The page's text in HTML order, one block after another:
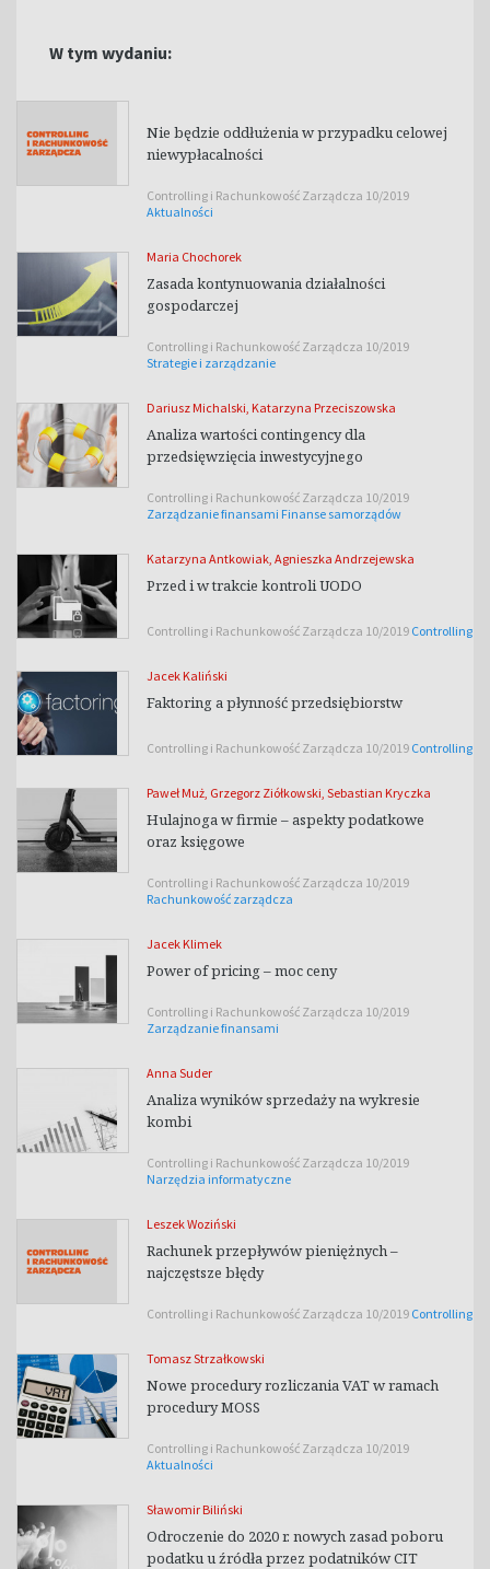
W tym wydaniu:
Nie będzie oddłużenia w przypadku celowej
niewypłacalności
Controlling i Rachunkowość Zarządcza 10/2019
Aktualności
Maria Chochorek
Zasada kontynuowania działalności
gospodarczej
Controlling i Rachunkowość Zarządcza 10/2019
Strategie i zarządzanie
Dariusz Michalski Katarzyna Przeciszowska
Analiza wartości contingency dla
przedsięwzięcia inwestycyjnego
Controlling i Rachunkowość Zarządcza 10/2019
Zarządzanie finansami Finanse samorządów
Katarzyna Antkowiak, Agnieszka Andrzejewska
Przed i w trakcie kontroli UODO
Controlling i Rachunkowość Zarządcza 10/2019 Controlling
Jacek Kaliński
Faktoring a płynność przedsiębiorstw
Controlling i Rachunkowość Zarządcza 10/2019 Controlling
Paweł Muż, Grzegorz Ziółkowski Sebastian Kryczka
Hulajnoga w firmie – aspekty podatkowe
oraz księgowe
Controlling i Rachunkowość Zarządcza 10/2019
Rachunkowość zarządcza
Jacek Klimek
Power of pricing – moc ceny
Controlling i Rachunkowość Zarządcza 10/2019
Zarządzanie finansami
Anna Suder
Analiza wyników sprzedaży na wykresie
kombi
Controlling i Rachunkowość Zarządcza 10/2019
Narzędzia informatyczne
Leszek Woziński
Rachunek przepływów pieniężnych –
najczęstsze błędy
Controlling i Rachunkowość Zarządcza 10/2019 Controlling
Tomasz Strzałkowski
Nowe procedury rozliczania VAT w ramach
procedury MOSS
Controlling i Rachunkowość Zarządcza 10/2019
Aktualności
Sławomir Biliński
Odroczenie do 2020 r. nowych zasad poboru
podatku u źródła przez podatników CIT